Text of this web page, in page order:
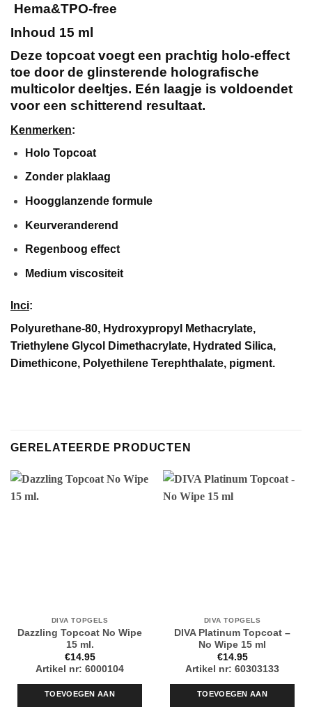
Hema&TPO-free
Inhoud 15 ml
Deze topcoat voegt een prachtig holo-effect
toe door de glinsterende holografische
multicolor deeltjes. Eén laagje is voldoendet
voor een schitterend resultaat.
Kenmerken:
Holo Topcoat
Zonder plaklaag
Hoogglanzende formule
Keurveranderend
Regenboog effect
Medium viscositeit
Inci:
Polyurethane-80, Hydroxypropyl Methacrylate,
Triethylene Glycol Dimethacrylate, Hydrated Silica,
Dimethicone, Polyethilene Terephthalate, pigment.
GERELATEERDE PRODUCTEN
DIVA TOPGELS
Dazzling Topcoat No Wipe
15 ml.
€14.95
Artikel nr: 6000104
TOEVOEGEN AAN
DIVA TOPGELS
DIVA Platinum Topcoat –
No Wipe 15 ml
€14.95
Artikel nr: 60303133
TOEVOEGEN AAN